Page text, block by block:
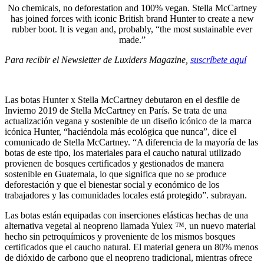
No chemicals, no deforestation and 100% vegan. Stella McCartney
has joined forces with iconic British brand Hunter to create a new
rubber boot. It is vegan and, probably, “the most sustainable ever
made.”
Para recibir el Newsletter de Luxiders Magazine, suscríbete aquí
Las botas Hunter x Stella McCartney debutaron en el desfile de
Invierno 2019 de Stella McCartney en París. Se trata de una
actualización vegana y sostenible de un diseño icónico de la marca
icónica Hunter, “haciéndola más ecológica que nunca”, dice el
comunicado de Stella McCartney. “A diferencia de la mayoría de las
botas de este tipo, los materiales para el caucho natural utilizado
provienen de bosques certificados y gestionados de manera
sostenible en Guatemala, lo que significa que no se produce
deforestación y que el bienestar social y económico de los
trabajadores y las comunidades locales está protegido”. subrayan.
Las botas están equipadas con inserciones elásticas hechas de una
alternativa vegetal al neopreno llamada Yulex ™, un nuevo material
hecho sin petroquímicos y proveniente de los mismos bosques
certificados que el caucho natural. El material genera un 80% menos
de dióxido de carbono que el neopreno tradicional, mientras ofrece